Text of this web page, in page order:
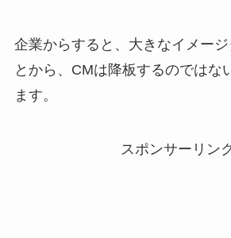
企業からすると、大きなイメー
とから、CMは降板するのではな
ます。
スポンサーリン